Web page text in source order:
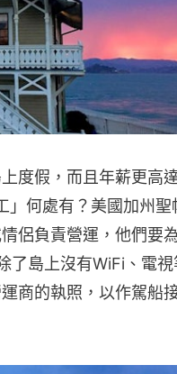
度假，而且年薪更高
」何處有？美國加州聖
侶負責營運，他們要
了島上沒有WiFi、電
商的執照，以作駕船